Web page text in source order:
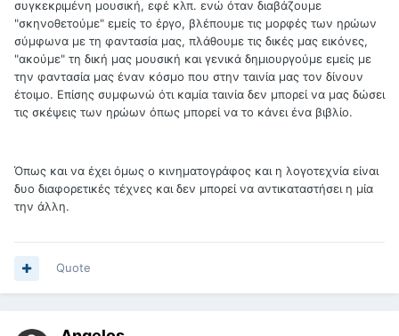
συγκεκριμένη μουσική, εφέ κλπ. ενώ όταν διαβάζουμε
"σκηνοθετούμε" εμείς το έργο, βλέπουμε τις μορφές των ηρώων
σύμφωνα με τη φαντασία μας, πλάθουμε τις δικές μας εικόνες,
"ακούμε" τη δική μας μουσική και γενικά δημιουργούμε εμείς με
την φαντασία μας έναν κόσμο που στην ταινία μας τον δίνουν
έτοιμο. Επίσης συμφωνώ ότι καμία ταινία δεν μπορεί να μας δώσει
τις σκέψεις των ηρώων όπως μπορεί να το κάνει ένα βιβλίο.
Όπως και να έχει όμως ο κινηματογράφος και η λογοτεχνία είναι
δυο διαφορετικές τέχνες και δεν μπορεί να αντικαταστήσει η μία
την άλλη.
Quote